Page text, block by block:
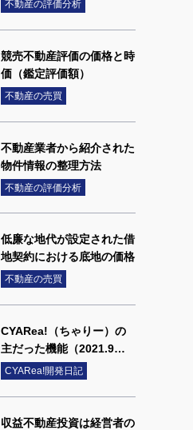
不動産の評価分析
競売不動産評価の価格と時
価（鑑定評価額）
不動産の売買
不動産業者から紹介された
物件情報の整理方法
不動産の評価分析
低廉な地代が設定された借
地契約における底地の価格
不動産の売買
CYARea!（ちゃりー）の
主だった機能（2021.9
版）
CYARea!開発日記
収益不動産投資は経営者の